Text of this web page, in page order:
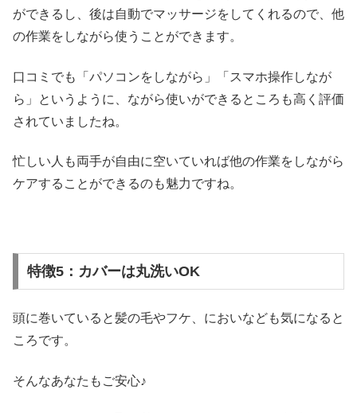
ができるし、後は自動でマッサージをしてくれるので、他
の作業をしながら使うことができます。
口コミでも「パソコンをしながら」「スマホ操作しなが
ら」というように、ながら使いができるところも高く評価
されていましたね。
忙しい人も両手が自由に空いていれば他の作業をしながら
ケアすることができるのも魅力ですね。
特徴5：カバーは丸洗いOK
頭に巻いていると髪の毛やフケ、においなども気になると
ころです。
そんなあなたもご安心♪